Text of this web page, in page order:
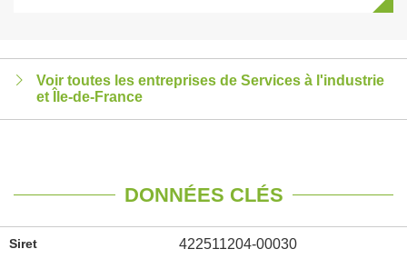
Voir toutes les entreprises de Services à l'industrie
et Île-de-France
DONNÉES CLÉS
Siret 422511204-00030